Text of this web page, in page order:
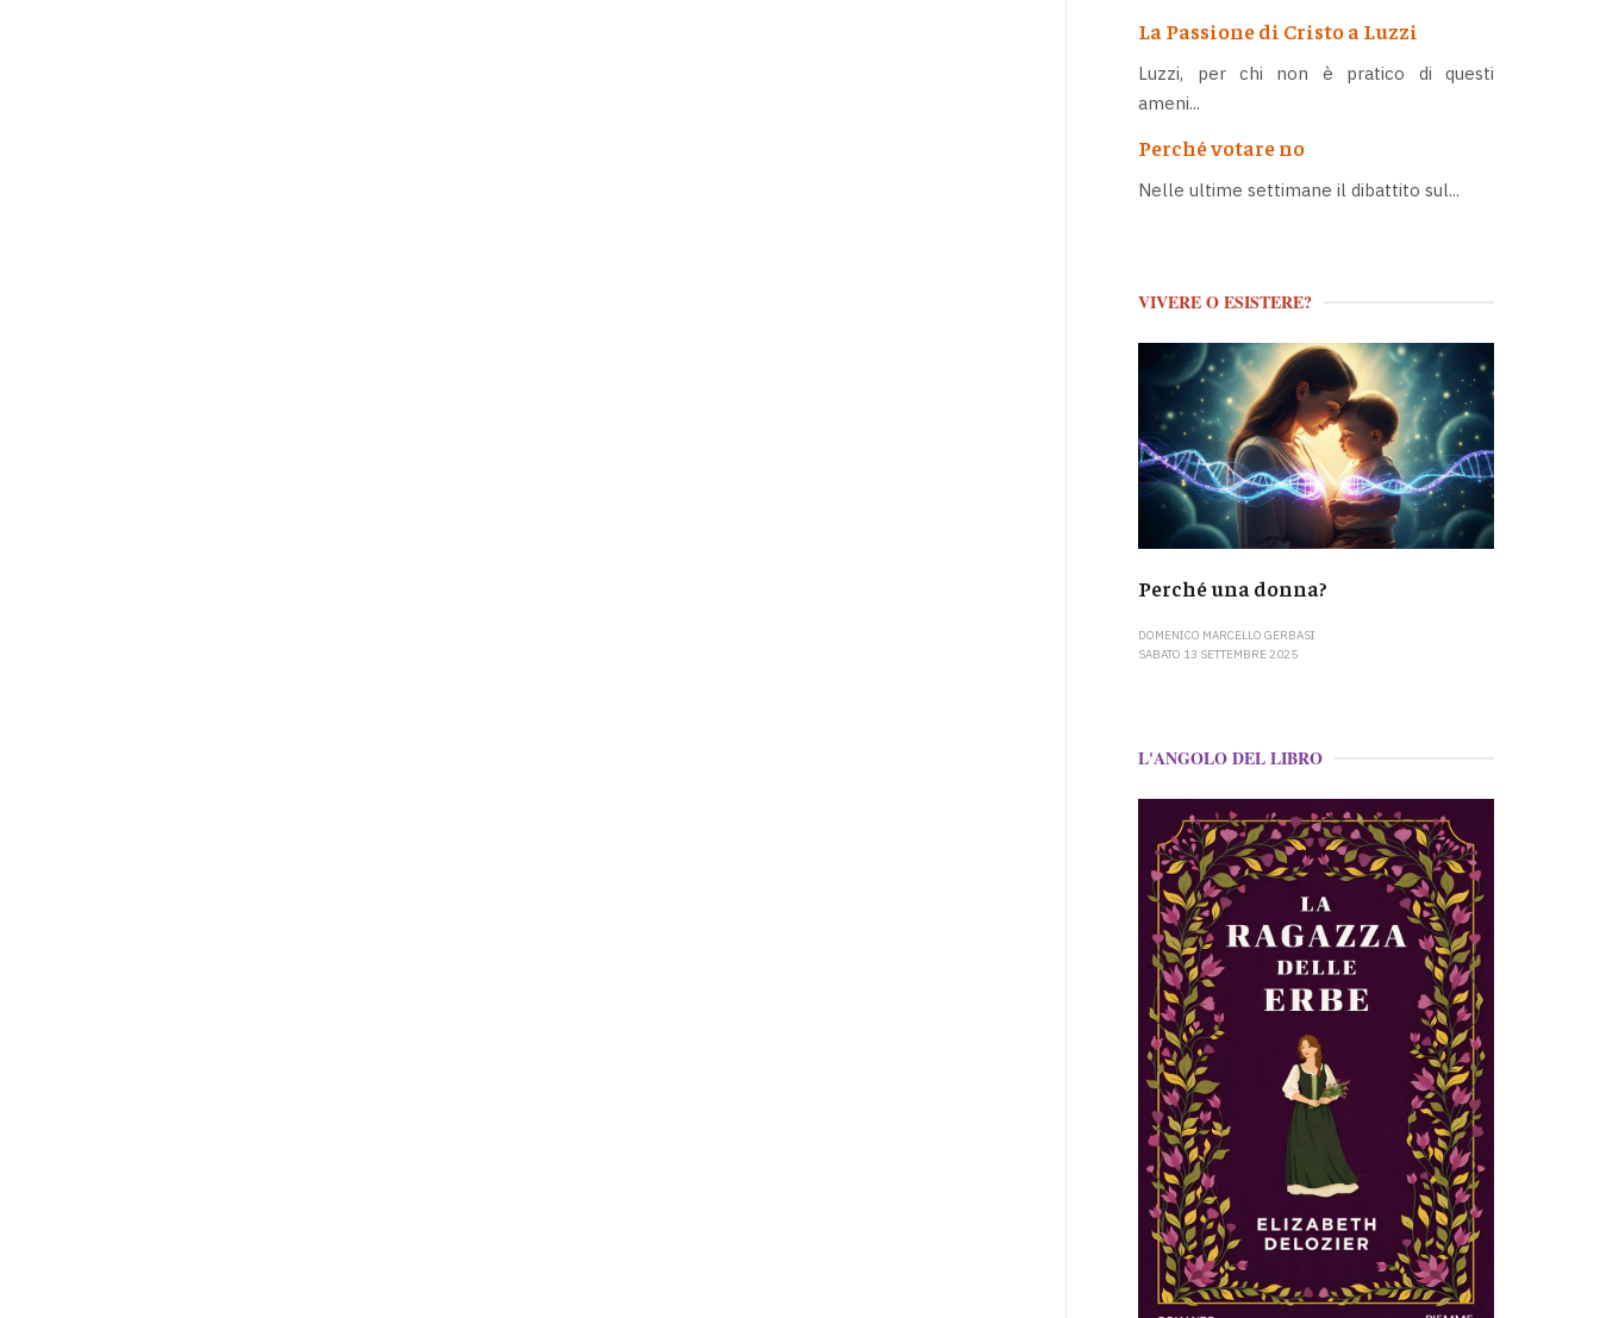
La Passione di Cristo a Luzzi
Luzzi, per chi non è pratico di questi
ameni...
Perché votare no
Nelle ultime settimane il dibattito sul...
VIVERE O ESISTERE?
Perché una donna?
DOMENICO MARCELLO GERBASI
SABATO 13 SETTEMBRE 2025
L'ANGOLO DEL LIBRO